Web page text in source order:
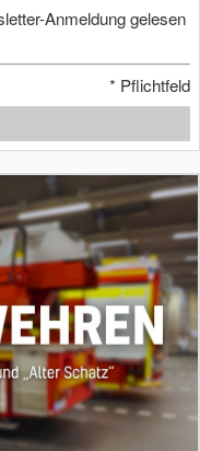
Anmeldung gelesen
* Pflichtfeld